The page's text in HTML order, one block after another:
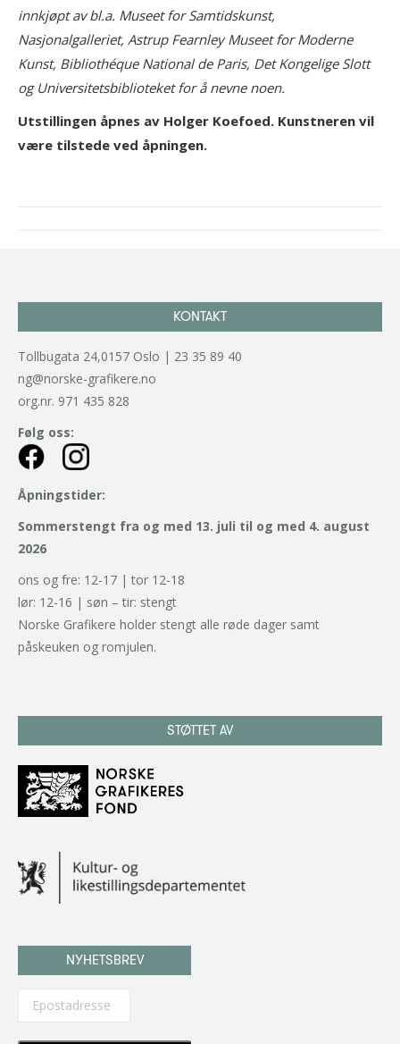
innkjøpt av bl.a. Museet for Samtidskunst,
Nasjonalgalleriet, Astrup Fearnley Museet for Moderne
Kunst, Bibliothéque National de Paris, Det Kongelige Slott
og Universitetsbiblioteket for å nevne noen.
Utstillingen åpnes av Holger Koefoed. Kunstneren vil
være tilstede ved åpningen.
KONTAKT
Tollbugata 24,0157 Oslo | 23 35 89 40
ng@norske-grafikere.no
org.nr. 971 435 828
Følg oss:
Åpningstider:
Sommerstengt fra og med 13. juli til og med 4. august
2026
ons og fre: 12-17 | tor 12-18
lør: 12-16 | søn – tir: stengt
Norske Grafikere holder stengt alle røde dager samt
påskeuken og romjulen.
STØTTET AV
NYHETSBREV